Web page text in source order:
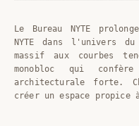
Le Bureau NYTE
NYTE dans l'univers
massif aux courbes
monobloc qui
architecturale forte.
créer un espace